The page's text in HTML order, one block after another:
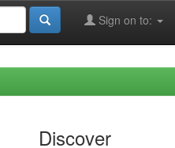
Sign on to:
Discover